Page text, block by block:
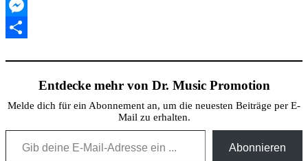
Message
Messenger
Entdecke mehr von Dr. Music Promotion
Melde dich für ein Abonnement an, um die neuesten Beiträge per E-
Mail zu erhalten.
Gib deine E-Mail-Adresse ein ...
Abonnieren